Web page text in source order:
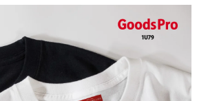
個数 単価 金額
合計金額 ¥0 （税込）
以上必要です）当社の取り扱
ズにつきましてはデザインテン
意がありますので、ご購入後マ
購入履歴」よりダウンロードし
さいませ。
す。既製のデザインを応用して自
り旗をつくりたい！などのデザ
デザインに自分たちの団体の
社のロゴなどを挿入するなどの
ております。
の飾り付けたい場所の風向きを
側と上についているよりも右
ていた方が良いと思うかもしれ
・最終的なカットをする際の都合
イズの指定につきましてはｍｍ単
ります。最終的なサイズも多少の
度は起きる可能性があります。
・最終的なカットをする際の都合
イズの指定につきましてはｍｍ単
ります。最終的なサイズも多少の
度は起きる可能性があります。
大きく棒袋状に縫いこみポール
くります。ポール自体を包み込
大きく棒袋状に縫いこみポール
くります。ポール自体を包み込
ね3～5ｍｍ程度を折り返し、縫
て補強します。加工をすることで
～４辺は折り返し加工されま
分のホツレや裂けてしまうこと
があります。
ポンジ（一般）
り旗の生地はポンジといわれる
1本（2分割）
［ +33円 ］
2本（3分割）